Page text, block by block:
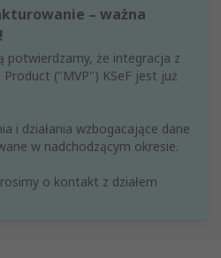
– ważna
potwierdzamy, że integracja z
Product ("MVP") KSeF jest już
i działania wzbogacające dane
w nadchodzącym okresie.
o kontakt z działem